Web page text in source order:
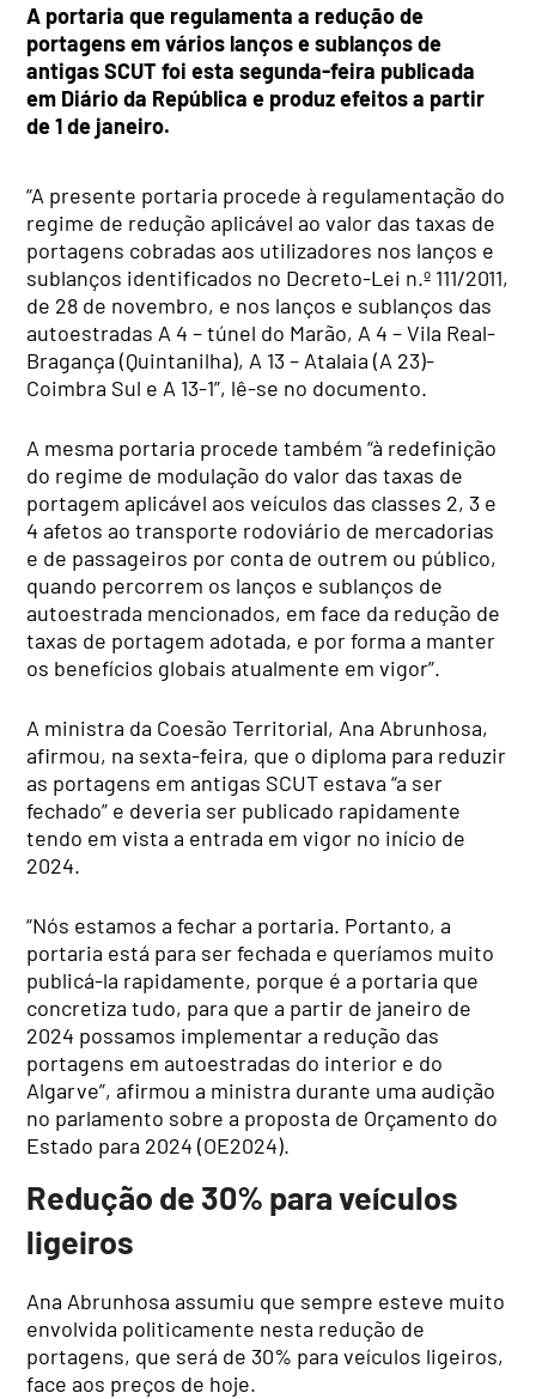
A portaria que regulamenta a redução de
portagens em vários lanços e sublanços de
antigas SCUT foi esta segunda-feira publicada
em Diário da República e produz efeitos a partir
de 1 de janeiro.
“A presente portaria procede à regulamentação do
regime de redução aplicável ao valor das taxas de
portagens cobradas aos utilizadores nos lanços e
sublanços identificados no Decreto-Lei n.º 111/2011,
de 28 de novembro, e nos lanços e sublanços das
autoestradas A 4 – túnel do Marão, A 4 – Vila Real-
Bragança (Quintanilha), A 13 – Atalaia (A 23)-
Coimbra Sul e A 13-1”, lê-se no documento.
A mesma portaria procede também “à redefinição
do regime de modulação do valor das taxas de
portagem aplicável aos veículos das classes 2, 3 e
4 afetos ao transporte rodoviário de mercadorias
e de passageiros por conta de outrem ou público,
quando percorrem os lanços e sublanços de
autoestrada mencionados, em face da redução de
taxas de portagem adotada, e por forma a manter
os benefícios globais atualmente em vigor”.
A ministra da Coesão Territorial, Ana Abrunhosa,
afirmou, na sexta-feira, que o diploma para reduzir
as portagens em antigas SCUT estava “a ser
fechado” e deveria ser publicado rapidamente
tendo em vista a entrada em vigor no início de
2024.
“Nós estamos a fechar a portaria. Portanto, a
portaria está para ser fechada e queríamos muito
publicá-la rapidamente, porque é a portaria que
concretiza tudo, para que a partir de janeiro de
2024 possamos implementar a redução das
portagens em autoestradas do interior e do
Algarve”, afirmou a ministra durante uma audição
no parlamento sobre a proposta de Orçamento do
Estado para 2024 (OE2024).
Redução de 30% para veículos
ligeiros
Ana Abrunhosa assumiu que sempre esteve muito
envolvida politicamente nesta redução de
portagens, que será de 30% para veículos ligeiros,
face aos preços de hoje.